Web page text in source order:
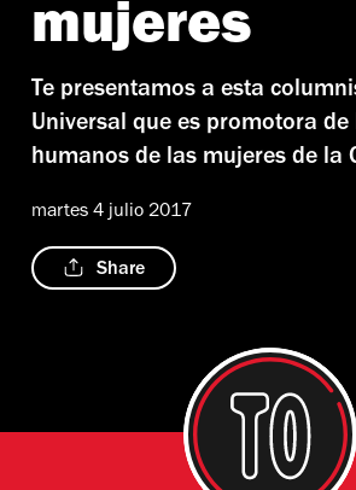
mujeres
Te presentamos a esta
Universal que es promotora de
humanos de las mujeres de la
martes 4 julio 2017
Share